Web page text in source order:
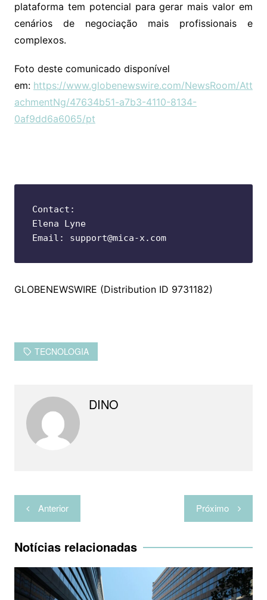
plataforma tem potencial para gerar mais valor em
cenários de negociação mais profissionais e
complexos.
Foto deste comunicado disponível
em: https://www.globenewswire.com/NewsRoom/Att
achmentNg/47634b51-a7b3-4110-8134-
0af9dd6a6065/pt
Contact:
Elena Lyne
Email: support@mica-x.com
GLOBENEWSWIRE (Distribution ID 9731182)
TECNOLOGIA
DINO
Navegação
de
Post
Anterior Próximo
Notícias relacionadas